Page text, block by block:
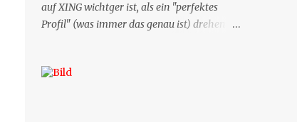
auf XING wichtger ist, als ein "perfektes
Profil" (was immer das genau ist) drehen
es jetzt die Profil-Fragen zu XING als eigene